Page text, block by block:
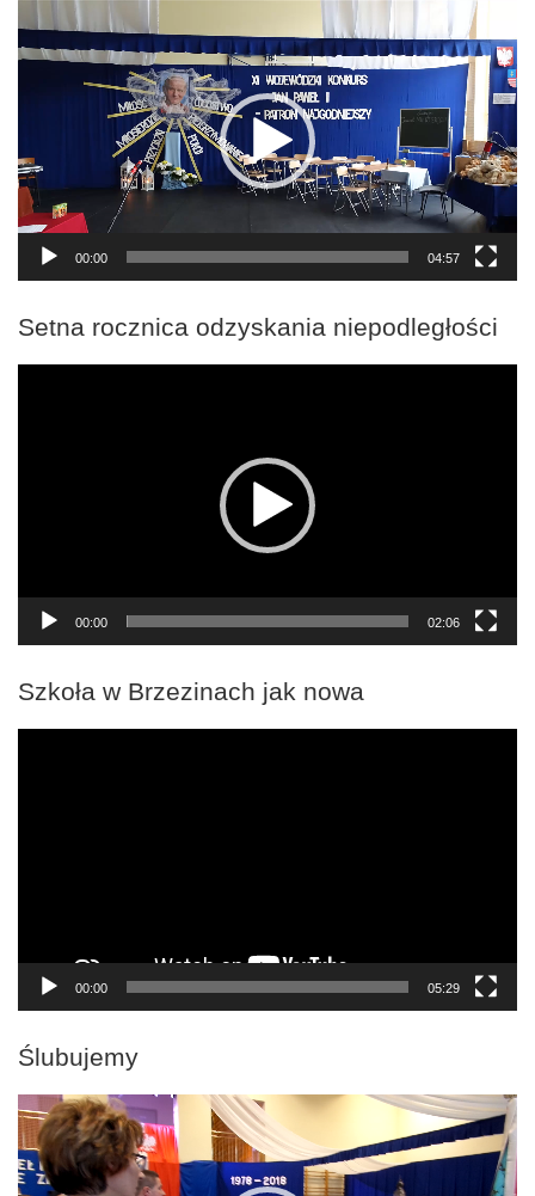
Odtwarzacz
video
00:00 04:57
Setna rocznica odzyskania niepodległości
00:00 02:06
Szkoła w Brzezinach jak nowa
00:00 05:29
Ślubujemy
Odtwarzacz
video